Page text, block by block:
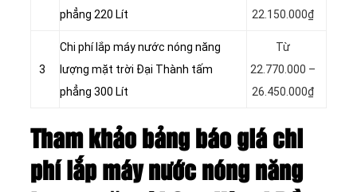
phẳng 220 Lít
22.150.000₫
3
Chi phí lắp máy nước nóng năng
lượng mặt trời Đại Thành tấm
phẳng 300 Lít
Từ
22.770.000 –
26.450.000₫
Tham khảo bảng báo giá chi
phí lắp máy nước nóng năng